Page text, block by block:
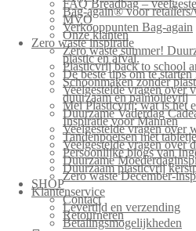
FAQ Breadbag –
Bag-again® voor retailers/
MVO
Verkooppunten Bag-again
Onze klanten
Zero waste inspiratie
Zero waste summer!
plastic en afval.
Plasticvrij back to school
De beste tips om te
Schoonmaken zonder
Veelgestelde vragen over
duurzaam en palmolievrij
Mei Plasticvrij: wat is het
Duurzame Vaderdag
Inspiratie voor Mannen
Veelgestelde vragen over
Tandenpoetsen met
Veelgestelde vragen over
Persoonlijke blogs van
Duurzame
Duurzaam plasticvrij
Zero waste December-
SHOP
Klantenservice
Contact
Levertijd en verzending
Retourneren
Betalingsmogelijkheden